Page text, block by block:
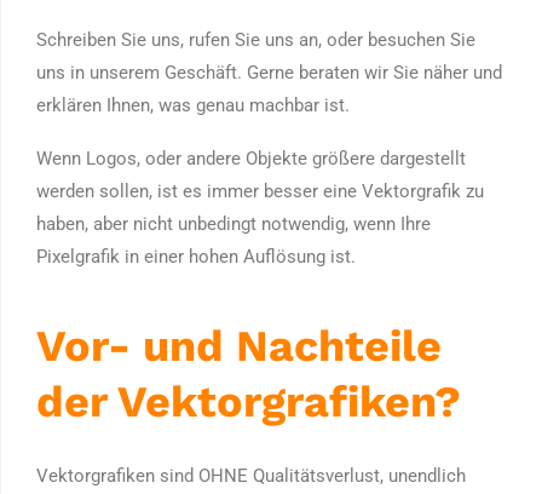
Schreiben Sie uns, rufen Sie uns an, oder besuchen Sie
uns in unserem Geschäft. Gerne beraten wir Sie näher und
erklären Ihnen, was genau machbar ist.
Wenn Logos, oder andere Objekte größere dargestellt
werden sollen, ist es immer besser eine Vektorgrafik zu
haben, aber nicht unbedingt notwendig, wenn Ihre
Pixelgrafik in einer hohen Auflösung ist.
Vor- und Nachteile
der Vektorgrafiken?
Vektorgrafiken sind OHNE Qualitätsverlust, unendlich